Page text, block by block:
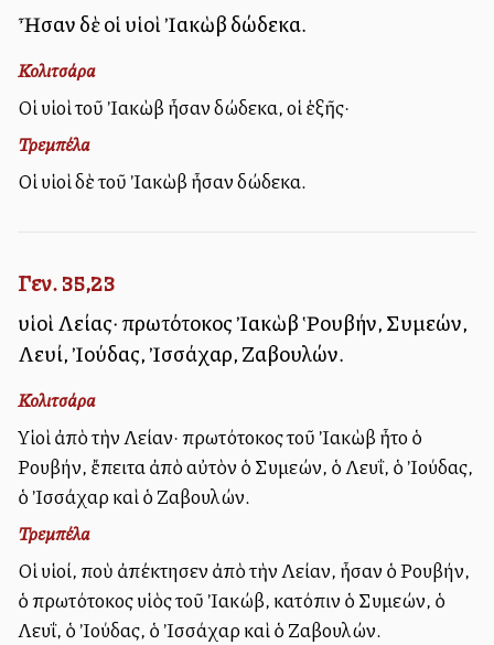
Ἦσαν δὲ οἱ υἱοὶ Ἰακὼβ δώδεκα.
Κολιτσάρα
Οἱ υἱοὶ τοῦ Ἰακὼβ ἦσαν δώδεκα, οἱ ἑξῆς·
Τρεμπέλα
Οἱ υἱοὶ δὲ τοῦ Ἰακὼβ ἦσαν δώδεκα.
Γεν. 35,23
υἱοὶ Λείας· πρωτότοκος Ἰακὼβ Ῥουβήν, Συμεών,
Λευί, Ἰούδας, Ἰσσάχαρ, Ζαβουλών.
Κολιτσάρα
Υἱοὶ ἀπὸ τὴν Λείαν· πρωτότοκος τοῦ Ἰακὼβ ἦτο ὁ
Ρουβήν, ἔπειτα ἀπὸ αὐτὸν ὁ Συμεών, ὁ Λευΐ, ὁ Ἰούδας,
ὁ Ἰσσάχαρ καὶ ὁ Ζαβουλών.
Τρεμπέλα
Οἱ υἱοί, ποὺ ἀπέκτησεν ἀπὸ τὴν Λείαν, ἦσαν ὁ Ρουβήν,
ὁ πρωτότοκος υἱὸς τοῦ Ἰακώβ, κατόπιν ὁ Συμεών, ὁ
Λευΐ, ὁ Ἰούδας, ὁ Ἰσσάχαρ καὶ ὁ Ζαβουλών.